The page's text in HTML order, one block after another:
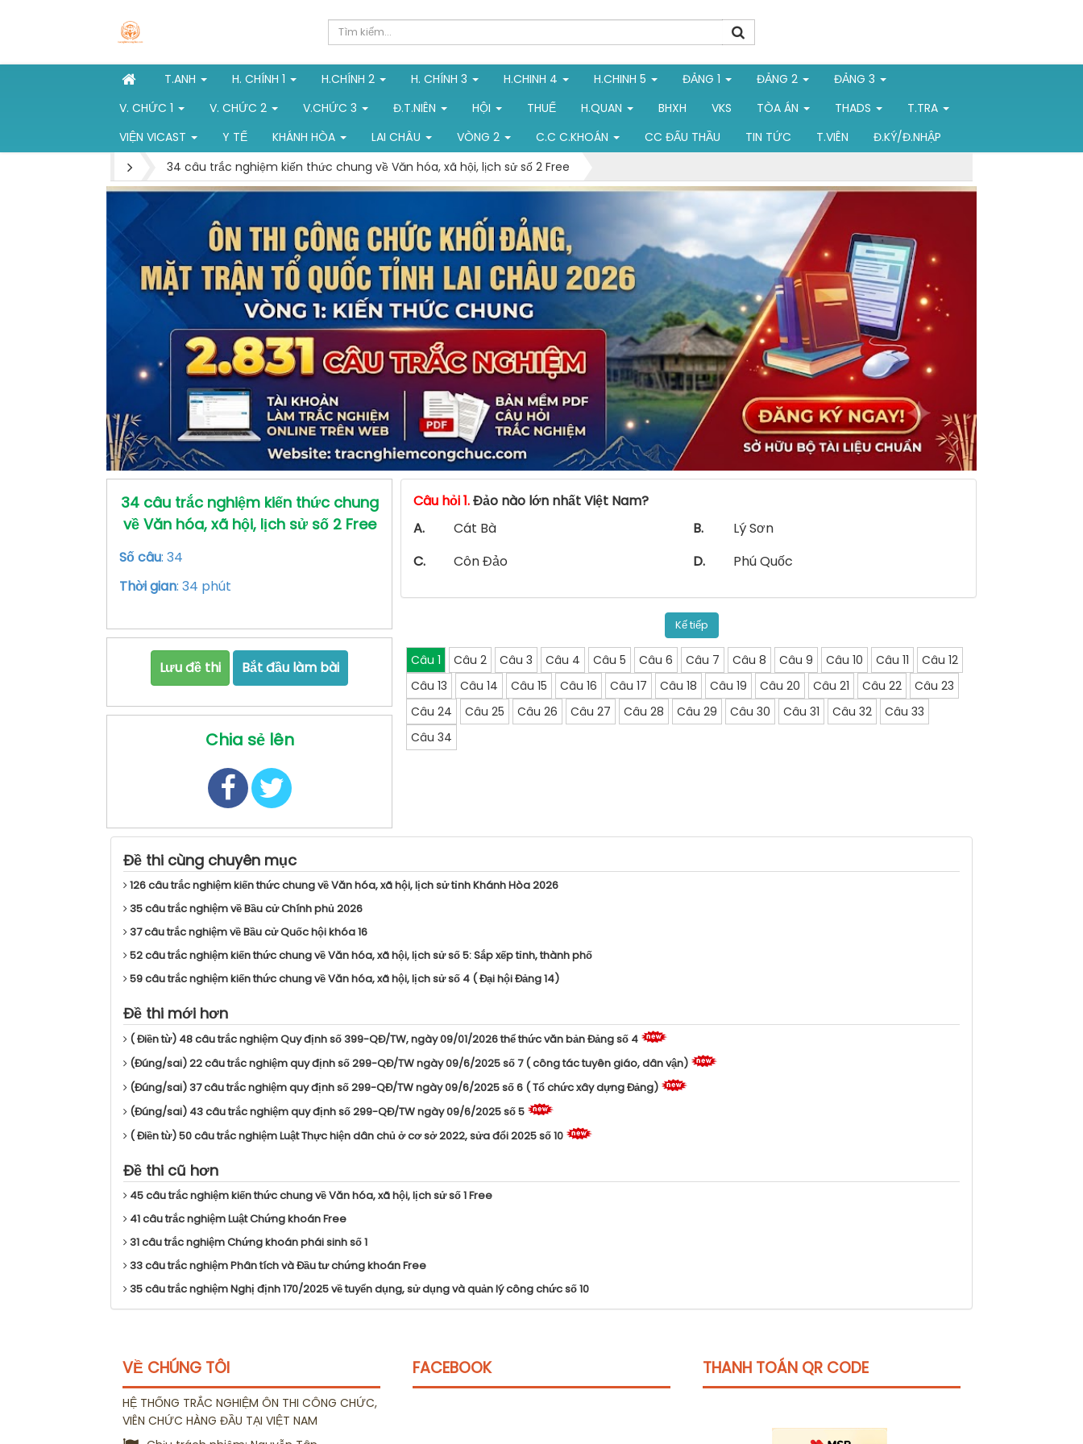
T.ANH H. CHÍNH 1 H.CHÍNH 2 H. CHÍNH 3 H.CHINH 4 H.CHINH 5 ĐẢNG 1 ĐẢNG 2
ĐẢNG 3
V. CHỨC 1
V. CHỨC 2 V.CHỨC 3 Đ.T.NIÊN HỘI THUẾ H.QUAN BHXH VKS TÒA ÁN THADS
T.TRA
VIỆN VICAST
Y TẾ KHÁNH HÒA LAI CHÂU VÒNG 2 C.C C.KHOÁN CC ĐẤU THẦU TIN TỨC T.VIÊN
Đ.KÝ/Đ.NHẬP
34 câu trắc nghiệm kiến thức chung về Văn hóa, xã hội, lịch sử số 2 Free
34 câu trắc nghiệm kiến thức chung
về Văn hóa, xã hội, lịch sử số 2 Free
Số câu: 34
Thời gian: 34 phút
Lưu đề thi Bắt đầu làm bài
Chia sẻ lên
Câu hỏi 1.Đảo nào lớn nhất Việt Nam?
A.
Cát Bà B.
Lý Sơn
C.
Côn Đảo D. Phú Quốc
Kế tiếp
Câu 1 Câu 2 Câu 3 Câu 4 Câu 5 Câu 6 Câu 7 Câu 8 Câu 9 Câu 10 Câu 11
Câu 12
Câu 13
Câu 14 Câu 15 Câu 16 Câu 17 Câu 18 Câu 19 Câu 20 Câu 21 Câu 22
Câu 23
Câu 24
Câu 25 Câu 26 Câu 27 Câu 28 Câu 29 Câu 30 Câu 31 Câu 32
Câu 33
Câu 34
Đề thi cùng chuyên mục
126 câu trắc nghiệm kiến thức chung về Văn hóa, xã hội, lịch sử tỉnh Khánh Hòa 2026
35 câu trắc nghiệm về Bầu cử Chính phủ 2026
37 câu trắc nghiệm về Bầu cử Quốc hội khóa 16
52 câu trắc nghiệm kiến thức chung về Văn hóa, xã hội, lịch sử số 5: Sắp xếp tỉnh, thành phố
59 câu trắc nghiệm kiến thức chung về Văn hóa, xã hội, lịch sử số 4 ( Đại hội Đảng 14)
Đề thi mới hơn
( Điền từ) 48 câu trắc nghiệm Quy định số 399-QĐ/TW, ngày 09/01/2026 thể thức văn bản Đảng số 4
(Đúng/sai) 22 câu trắc nghiệm quy định số 299-QĐ/TW ngày 09/6/2025 số 7 ( công tác tuyên giáo, dân vận)
(Đúng/sai) 37 câu trắc nghiệm quy định số 299-QĐ/TW ngày 09/6/2025 số 6 ( Tổ chức xây dựng Đảng)
(Đúng/sai) 43 câu trắc nghiệm quy định số 299-QĐ/TW ngày 09/6/2025 số 5
( Điền từ) 50 câu trắc nghiệm Luật Thực hiện dân chủ ở cơ sở 2022, sửa đổi 2025 số 10
Đề thi cũ hơn
45 câu trắc nghiệm kiến thức chung về Văn hóa, xã hội, lịch sử số 1 Free
41 câu trắc nghiệm Luật Chứng khoán Free
31 câu trắc nghiệm Chứng khoán phái sinh số 1
33 câu trắc nghiệm Phân tích và Đầu tư chứng khoán Free
35 câu trắc nghiệm Nghị định 170/2025 về tuyển dụng, sử dụng và quản lý công chức số 10
VỀ CHÚNG TÔI
HỆ THỐNG TRẮC NGHIỆM ÔN THI CÔNG CHỨC,
VIÊN CHỨC HÀNG ĐẦU TẠI VIỆT NAM
FACEBOOK THANH TOÁN QR CODE